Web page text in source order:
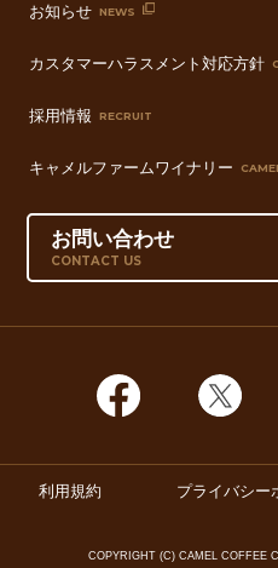
お知らせ NEWS
カスタマーハラスメント対応方針
採用情報 RECRUIT
キャメルファームワイナリー
お問い合わせ
CONTACT US
利用規約 プライバシー
COPYRIGHT (C) CAMEL COFFEE